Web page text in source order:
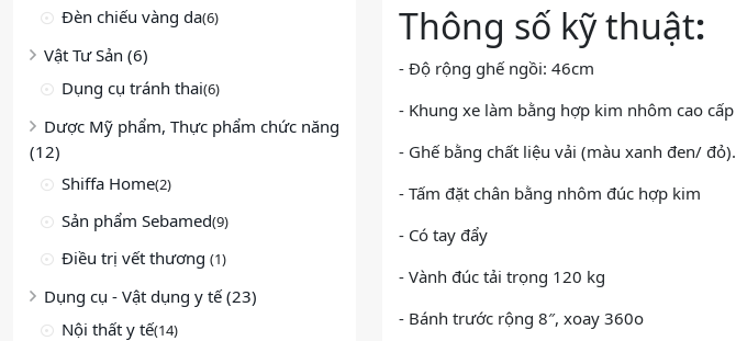
Đèn chiếu vàng da(6)
Vật Tư Sản (6)
Dụng cụ tránh thai(6)
Dược Mỹ phẩm, Thực phẩm chức năng
(12)
Shiffa Home(2)
Sản phẩm Sebamed(9)
Điều trị vết thương (1)
Dụng cụ - Vật dụng y tế (23)
Nội thất y tế(14)
Thông số kỹ thuật:
- Độ rộng ghế ngồi: 46cm
- Khung xe làm bằng hợp kim nhôm cao cấp
- Ghế bằng chất liệu vải (màu xanh đen/ đỏ).
- Tấm đặt chân bằng nhôm đúc hợp kim
- Có tay đẩy
- Vành đúc tải trọng 120 kg
- Bánh trước rộng 8″, xoay 360o